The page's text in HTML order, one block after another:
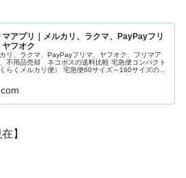
マアプリ｜メルカリ、ラクマ、PayPayフリ
ヤフオク
リ、ラクマ、PayPayフリマ、ヤフオク、フリマア
不用品売却 ネコポスの送料比較 宅急便コンパクト
くらくメルカリ便） 宅急便60サイズ～160サイズのサ
】